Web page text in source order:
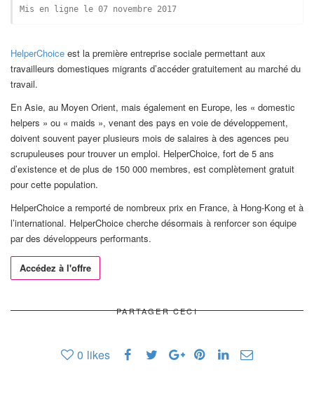
Mis en ligne le 07 novembre 2017
HelperChoice est la première entreprise sociale permettant aux
travailleurs domestiques migrants d’accéder gratuitement au marché du
travail.
En Asie, au Moyen Orient, mais également en Europe, les « domestic
helpers » ou « maids », venant des pays en voie de développement,
doivent souvent payer plusieurs mois de salaires à des agences peu
scrupuleuses pour trouver un emploi. HelperChoice, fort de 5 ans
d’existence et de plus de 150 000 membres, est complètement gratuit
pour cette population.
HelperChoice a remporté de nombreux prix en France, à Hong-Kong et à
l’international. HelperChoice cherche désormais à renforcer son équipe
par des développeurs performants.
Accédez à l'offre
PARTAGER CECI
0 likes